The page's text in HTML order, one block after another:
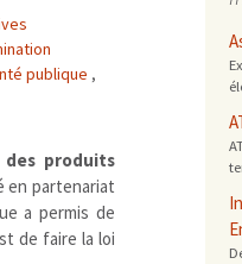
gaspillage alimentaire
modes de conservation et de
Risques majeurs
cancérigène / mutagène /
métaux lourds et autres
perturbateurs endocriniens
économie circulaire
recyclage
européenne
publique ,
produits
en partenariat
a permis de
de faire la loi